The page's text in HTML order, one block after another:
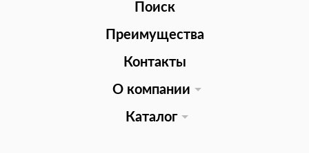
Поиск
Преимущества
Контакты
О компании
Каталог